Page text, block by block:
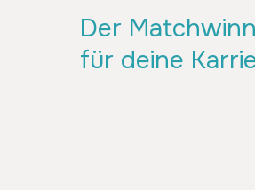
Der
für deine